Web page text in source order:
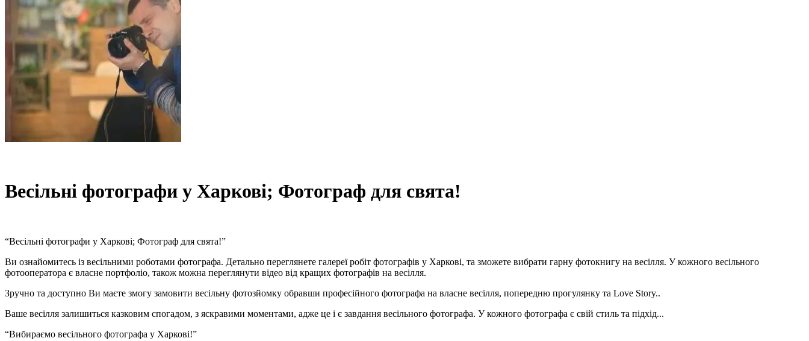
Весільні фотографи у Харкові; Фотограф для свята!
“Весільні фотографи у Харкові; Фотограф для свята!”
Ви ознайомитесь із весільними роботами фотографа. Детально переглянете галереї робіт фотографів у Харкові, та зможете вибрати гарну фотокнигу на весілля. У кожного весільного
фотооператора є власне портфоліо, також можна переглянути відео від кращих фотографів на весілля.
Зручно та доступно Ви маєте змогу замовити весільну фотозйомку обравши професійного фотографа на власне весілля, попередню прогулянку та Love Story..
Ваше весілля залишиться казковим спогадом, з яскравими моментами, адже це і є завдання весільного фотографа. У кожного фотографа є свій стиль та підхід...
“Вибираємо весільного фотографа у Харкові!”